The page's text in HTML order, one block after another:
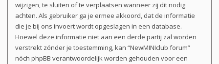
wijzigen, te sluiten of te verplaatsen wanneer zij dit nodig
achten. Als gebruiker ga je ermee akkoord, dat de informatie
die je bij ons invoert wordt opgeslagen in een database.
Hoewel deze informatie niet aan een derde partij zal worden
verstrekt zónder je toestemming, kan “NewMINIclub forum”
nóch phpBB verantwoordelijk worden gehouden voor een